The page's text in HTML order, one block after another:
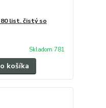
80 list. čistý so
Skladom 781
košíka